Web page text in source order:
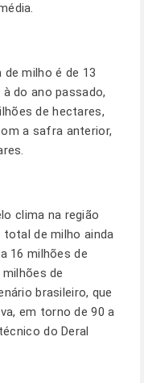
milho é de 13
do ano passado,
de hectares,
a safra anterior,
clima na região
de milho ainda
16 milhões de
de
brasileiro, que
em torno de 90 a
do Deral